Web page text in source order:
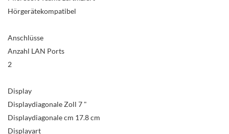
Hörgerätekompatibel
Anschlüsse
Anzahl LAN Ports
2
Display
Displaydiagonale Zoll 7 "
Displaydiagonale cm 17.8 cm
Displayart